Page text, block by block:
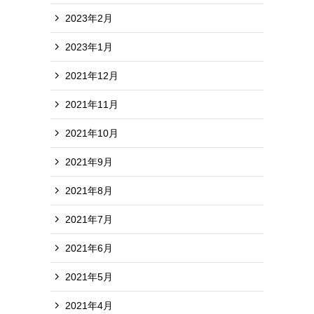
2023年2月
2023年1月
2021年12月
2021年11月
2021年10月
2021年9月
2021年8月
2021年7月
2021年6月
2021年5月
2021年4月